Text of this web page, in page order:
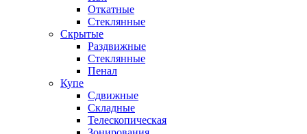
Откатные
Стеклянные
Скрытые
Раздвижные
Стеклянные
Пенал
Купе
Сдвижные
Складные
Телескопическая